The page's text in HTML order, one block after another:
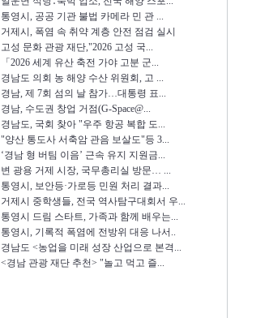
통영시, 공공 기관 불법 카메라 민 관 ...
거제시, 폭염 속 취약 계층 안전 점검 실시
고성 문화 관광 재단,"2026 고성 국...
「2026 세계 유산 축전 가야 고분 군...
경남도 의회 농 해양 수산 위원회, 고 ...
경남, 제 7회 섬의 날 참가…대통령 표...
경남, 수도권 창업 거점(G-Space@...
경남도, 국회 찾아 "우주 항공 복합 도...
"양산 통도사 서축암 관음 보살도"등 3...
‘경남 형 버팀 이음’ 근속 유지 지원금...
변 광용 거제 시장, 국무총리실 방문… ...
통영시, 보안등·가로등 민원 처리 결과...
거제시 중학생들, 전국 역사탐구대회서 우...
통영시 드림 스타트, 가족과 함께 배우는...
통영시, 기록적 폭염에 전방위 대응 나서..
경남도 <농업을 미래 성장 산업으로 본격...
<경남 관광 재단 추천> "놀고 먹고 즐...